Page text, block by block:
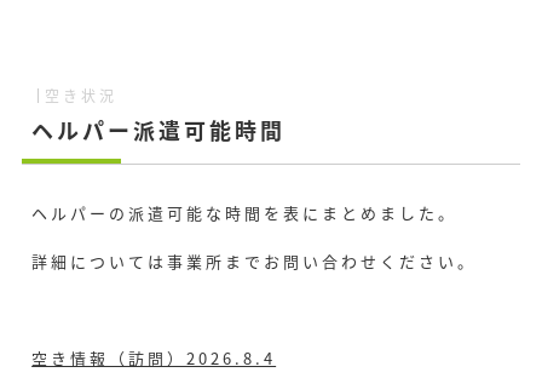
空き状況
ヘルパー派遣可能時間
ヘルパーの派遣可能な時間を表にまとめました。
詳細については事業所までお問い合わせください。
空き情報（訪問）2026.8.4